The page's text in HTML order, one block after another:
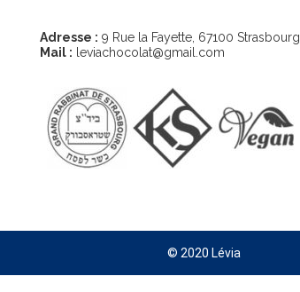
Adresse : 9 Rue la Fayette, 67100 Strasbourg
Mail : leviachocolat@gmail.com
© 2020 Lévia